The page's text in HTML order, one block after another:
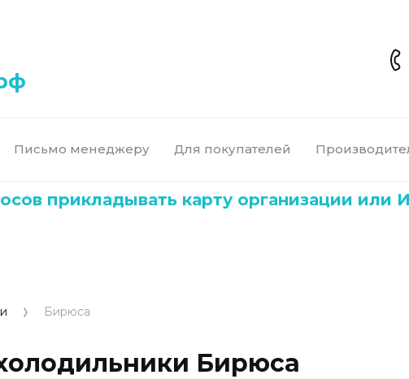
Письмо менеджеру Для покупателей
карту организации или ИП
Бирюса
Бирюса